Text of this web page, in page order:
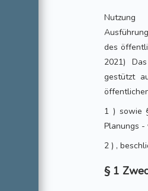
des
2021)
gestützt
1 ) sowie
Planungs -
2 ) ,
§ 1